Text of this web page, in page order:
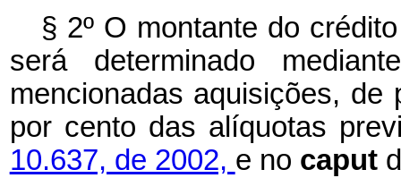
§ 2º O montante do
será determinado
mencionadas aquisições, de
por cento das alíquotas
10.637, de 2002, e no caput